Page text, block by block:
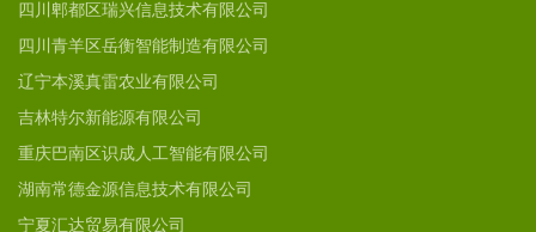
四川郫都区瑞兴信息技术有限公司
四川青羊区岳衡智能制造有限公司
辽宁本溪真雷农业有限公司
吉林特尔新能源有限公司
重庆巴南区识成人工智能有限公司
湖南常德金源信息技术有限公司
宁夏汇达贸易有限公司